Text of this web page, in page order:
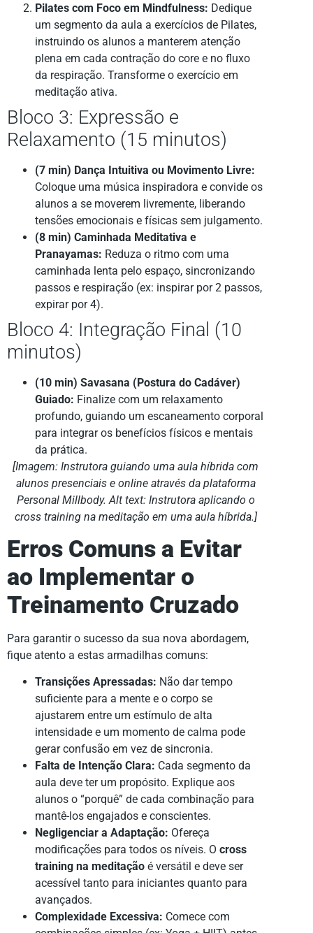
Pilates com Foco em Mindfulness: Dedique
um segmento da aula a exercícios de Pilates,
instruindo os alunos a manterem atenção
plena em cada contração do core e no fluxo
da respiração. Transforme o exercício em
meditação ativa.
Bloco 3: Expressão e
Relaxamento (15 minutos)
(7 min) Dança Intuitiva ou Movimento Livre:
Coloque uma música inspiradora e convide os
alunos a se moverem livremente, liberando
tensões emocionais e físicas sem julgamento.
(8 min) Caminhada Meditativa e
Pranayamas: Reduza o ritmo com uma
caminhada lenta pelo espaço, sincronizando
passos e respiração (ex: inspirar por 2 passos,
expirar por 4).
Bloco 4: Integração Final (10
minutos)
(10 min) Savasana (Postura do Cadáver)
Guiado: Finalize com um relaxamento
profundo, guiando um escaneamento corporal
para integrar os benefícios físicos e mentais
da prática.
[Imagem: Instrutora guiando uma aula híbrida com
alunos presenciais e online através da plataforma
Personal Millbody. Alt text: Instrutora aplicando o
cross training na meditação em uma aula híbrida.]
Erros Comuns a Evitar
ao Implementar o
Treinamento Cruzado
Para garantir o sucesso da sua nova abordagem,
fique atento a estas armadilhas comuns:
Transições Apressadas: Não dar tempo
suficiente para a mente e o corpo se
ajustarem entre um estímulo de alta
intensidade e um momento de calma pode
gerar confusão em vez de sincronia.
Falta de Intenção Clara: Cada segmento da
aula deve ter um propósito. Explique aos
alunos o “porquê” de cada combinação para
mantê-los engajados e conscientes.
Negligenciar a Adaptação: Ofereça
modificações para todos os níveis. O cross
training na meditação é versátil e deve ser
acessível tanto para iniciantes quanto para
avançados.
Complexidade Excessiva: Comece com